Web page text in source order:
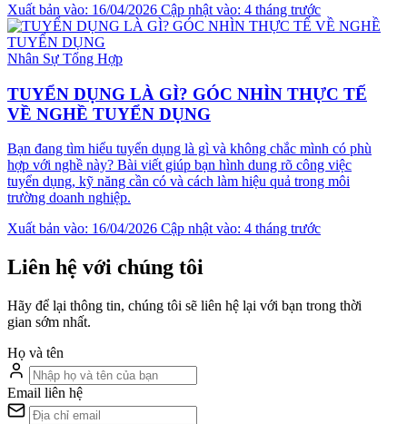
Xuất bản vào: 16/04/2026 Cập nhật vào: 4 tháng trước
Nhân Sự Tổng Hợp
TUYỂN DỤNG LÀ GÌ? GÓC NHÌN THỰC TẾ
VỀ NGHỀ TUYỂN DỤNG
Bạn đang tìm hiểu tuyển dụng là gì và không chắc mình có phù
hợp với nghề này? Bài viết giúp bạn hình dung rõ công việc
tuyển dụng, kỹ năng cần có và cách làm hiệu quả trong môi
trường doanh nghiệp.
Xuất bản vào: 16/04/2026 Cập nhật vào: 4 tháng trước
Liên hệ với chúng tôi
Hãy để lại thông tin, chúng tôi sẽ liên hệ lại với bạn trong thời
gian sớm nhất.
Họ và tên
Email liên hệ